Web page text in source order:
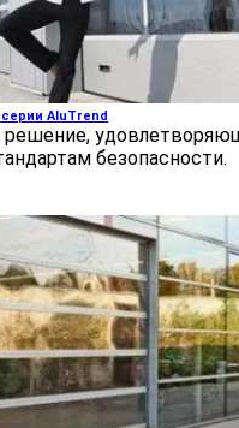
AluTrend
решение,
безопасности.